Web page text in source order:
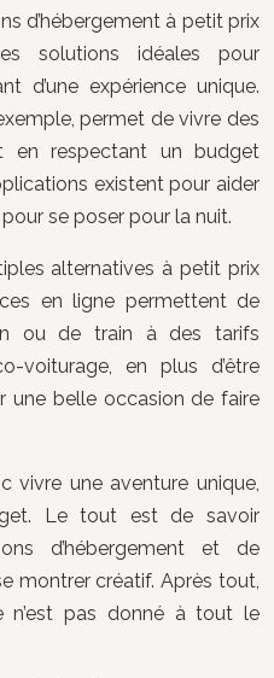
d’hébergement à petit prix
solutions idéales pour
d’une expérience unique.
permet de vivre des
en respectant un budget
existent pour aider
se poser pour la nuit.
alternatives à petit prix
en ligne permettent de
ou de train à des tarifs
voiturage, en plus d’être
une belle occasion de faire
vivre une aventure unique,
Le tout est de savoir
d’hébergement et de
montrer créatif. Après tout,
pas donné à tout le